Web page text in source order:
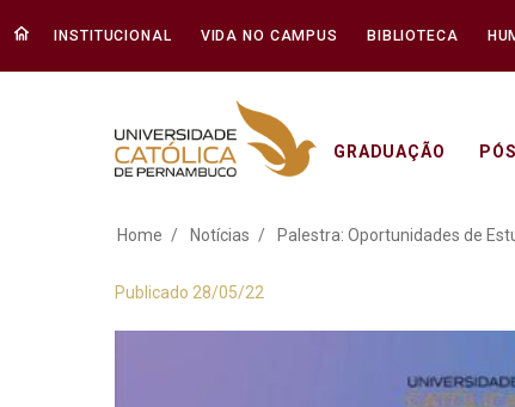
INSTITUCIONAL VIDA NO CAMPUS BIBLIOTECA
GRADUAÇÃO
Palestra:
Home Notícias Palestra: Oportunidades de
Publicado 28/05/22